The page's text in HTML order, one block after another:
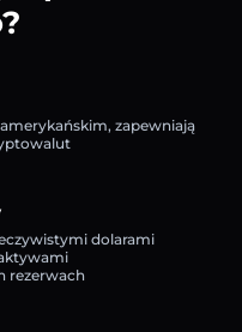
zapewniają
dolarami
rezerwach